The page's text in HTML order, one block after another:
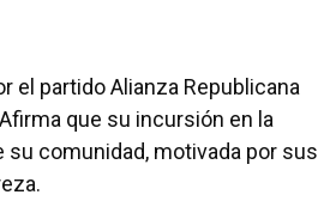
el partido Alianza Republicana
que su incursión en la
comunidad, motivada por sus